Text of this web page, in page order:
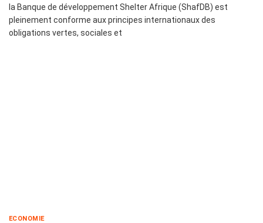
la Banque de développement Shelter Afrique (ShafDB) est
pleinement conforme aux principes internationaux des
obligations vertes, sociales et
ECONOMIE